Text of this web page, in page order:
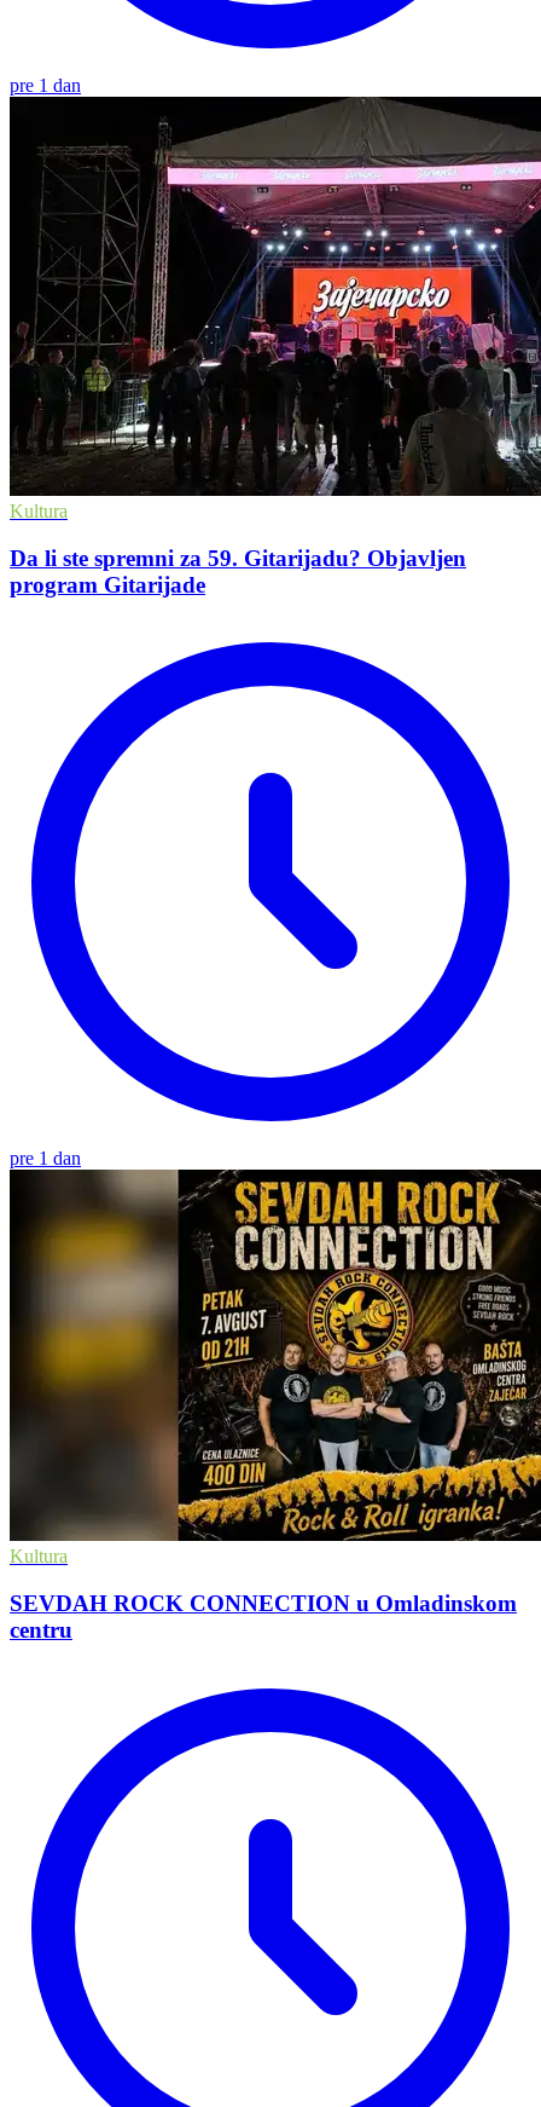
pre 1 dan
Kultura
Da li ste spremni za 59. Gitarijadu? Objavljen
program Gitarijade
pre 1 dan
Kultura
SEVDAH ROCK CONNECTION u Omladinskom
centru